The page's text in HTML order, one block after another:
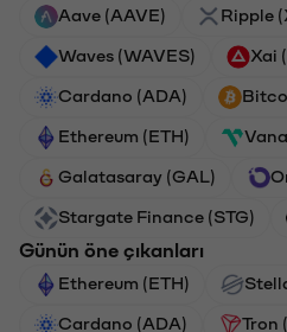
Aave (AAVE) Ripple
Waves (WAVES) Xai
Cardano (ADA)
Ethereum (ETH)
Galatasaray (GAL)
Stargate Finance (STG)
Günün öne çıkanları
Ethereum (ETH)
Cardano (ADA) Tron